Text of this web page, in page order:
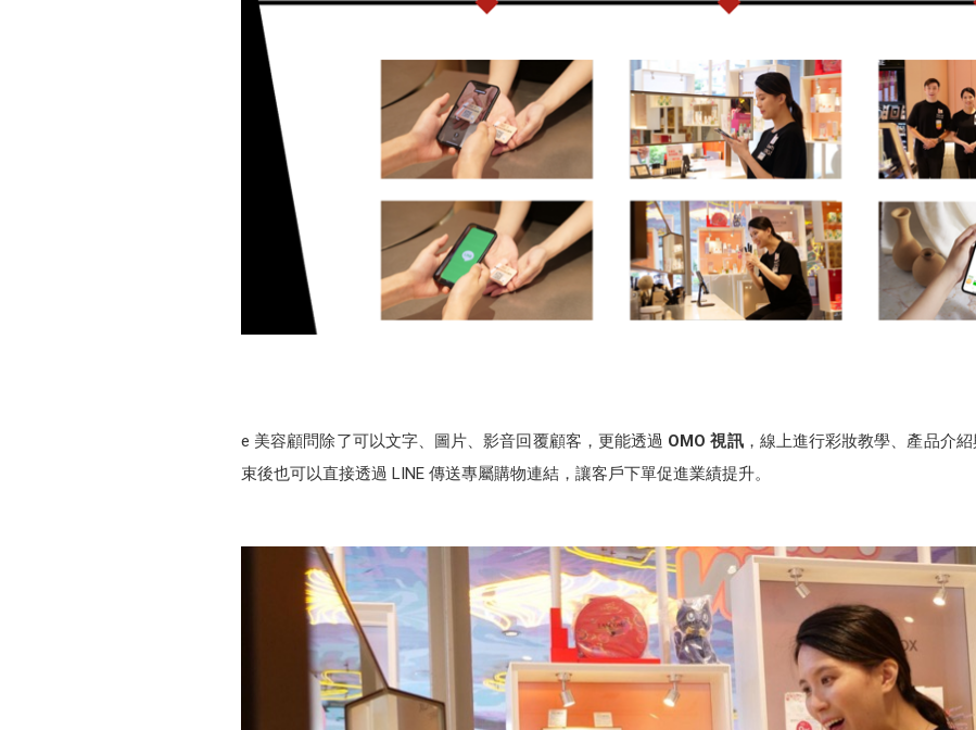
e 美容顧問除了可以文字、圖片、影音回覆顧客，更能透過 OMO 視訊，線上進行彩妝教學、產品介
束後也可以直接透過 LINE 傳送專屬購物連結，讓客戶下單促進業績提升。